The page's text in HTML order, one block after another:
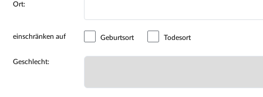
Ort:
einschränken auf Geburtsort Todesort
Geschlecht: